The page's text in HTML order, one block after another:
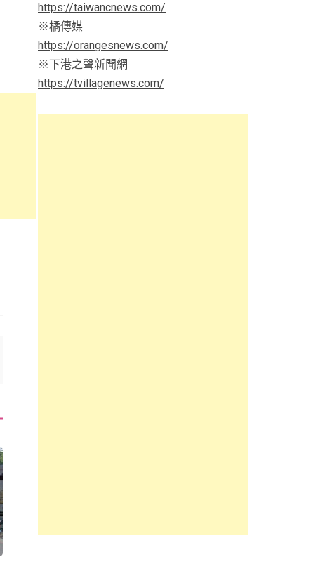
https://taiwancnews.com/
※橘傳媒
https://orangesnews.com/
※下港之聲新聞網
https://tvillagenews.com/